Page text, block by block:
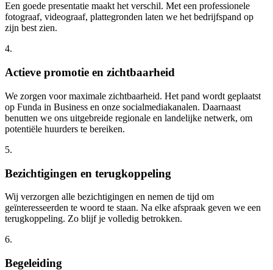
Een goede presentatie maakt het verschil. Met een professionele
fotograaf, videograaf, plattegronden laten we het bedrijfspand op
zijn best zien.
4.
Actieve promotie en zichtbaarheid
We zorgen voor maximale zichtbaarheid. Het pand wordt geplaatst
op Funda in Business en onze socialmediakanalen. Daarnaast
benutten we ons uitgebreide regionale en landelijke netwerk, om
potentiële huurders te bereiken.
5.
Bezichtigingen en terugkoppeling
Wij verzorgen alle bezichtigingen en nemen de tijd om
geïnteresseerden te woord te staan. Na elke afspraak geven we een
terugkoppeling. Zo blijf je volledig betrokken.
6.
Begeleiding